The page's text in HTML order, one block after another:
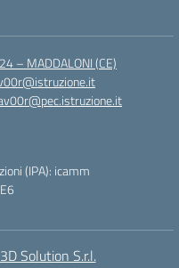
– MADDALONI (CE)
(IPA): icamm
Solution S.r.l.